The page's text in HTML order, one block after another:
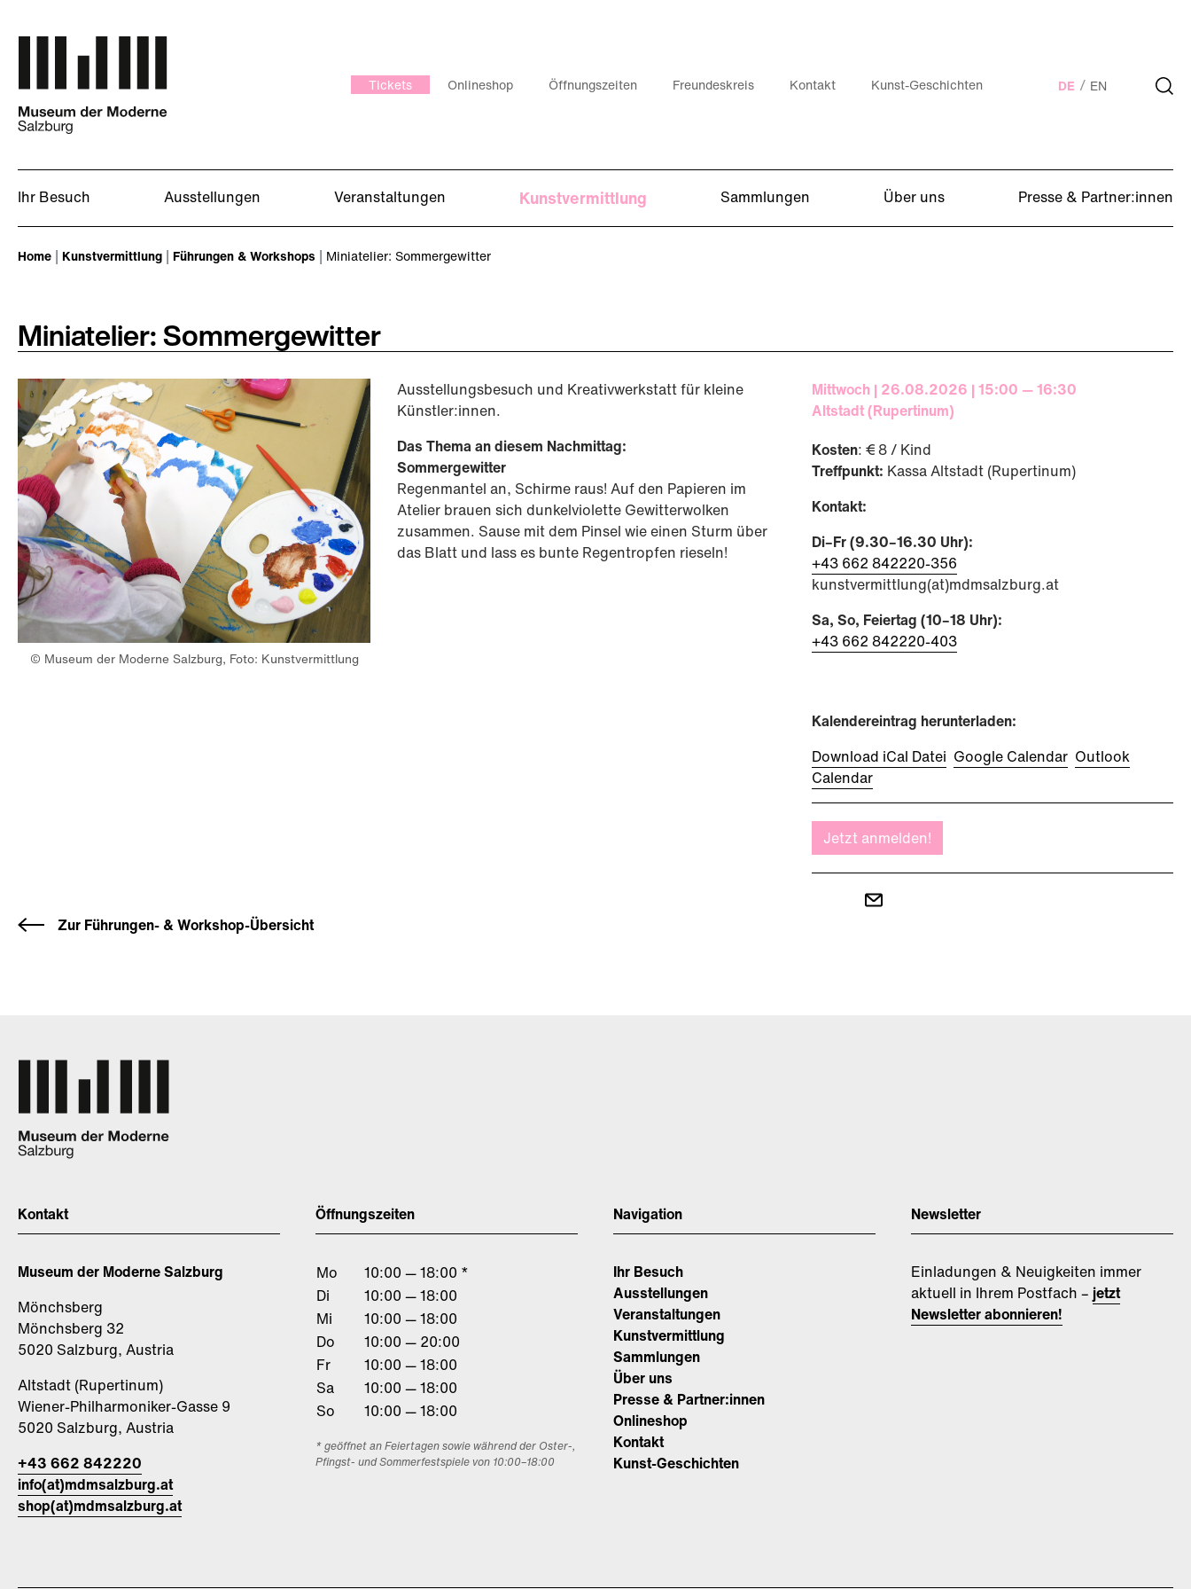
Tickets Onlineshop Öffnungszeiten Freundeskreis Kontakt Kunst-Geschichten DE EN
Ihr Besuch Ausstellungen Veranstaltungen Kunstvermittlung Sammlungen Über uns
Presse & Partner:innen
Home Kunstvermittlung Führungen & Workshops Miniatelier: Sommergewitter
Miniatelier: Sommergewitter
© Museum der Moderne Salzburg, Foto: Kunstvermittlung
Ausstellungsbesuch und Kreativwerkstatt für kleine
Künstler:innen.
Das Thema an diesem Nachmittag:
Sommergewitter
Regenmantel an, Schirme raus! Auf den Papieren im
Atelier brauen sich dunkelviolette Gewitterwolken
zusammen. Sause mit dem Pinsel wie einen Sturm über
das Blatt und lass es bunte Regentropfen rieseln!
Mittwoch | 26.08.2026 | 15:00 — 16:30
Altstadt (Rupertinum)
Kosten: € 8 / Kind
Treffpunkt: Kassa Altstadt (Rupertinum)
Kontakt:
Di–Fr (9.30–16.30 Uhr):
+43 662 842220-356
kunstvermittlung(at)mdmsalzburg.at
Sa, So, Feiertag (10–18 Uhr):
+43 662 842220-403
Kalendereintrag herunterladen:
Download iCal Datei Google Calendar Outlook
Calendar
Jetzt anmelden!
Zur Führungen- & Workshop-Übersicht
Kontakt
Museum der Moderne Salzburg
Mönchsberg
Mönchsberg 32
5020 Salzburg, Austria
Altstadt (Rupertinum)
Wiener-Philharmoniker-Gasse 9
5020 Salzburg, Austria
+43 662 842220
info(at)mdmsalzburg.at
shop(at)mdmsalzburg.at
Öffnungszeiten
Mo
10:00 — 18:00 *
Di
10:00 — 18:00
Mi
10:00 — 18:00
Do
10:00 — 20:00
Fr
10:00 — 18:00
Sa
10:00 — 18:00
So
10:00 — 18:00
* geöffnet an Feiertagen sowie während der Oster-,
Pfingst- und Sommerfestspiele von 10:00–18:00
Navigation
Ihr Besuch
Ausstellungen
Veranstaltungen
Kunstvermittlung
Sammlungen
Über uns
Presse & Partner:innen
Onlineshop
Kontakt
Kunst-Geschichten
Newsletter
Einladungen & Neuigkeiten immer
aktuell in Ihrem Postfach – jetzt
Newsletter abonnieren!